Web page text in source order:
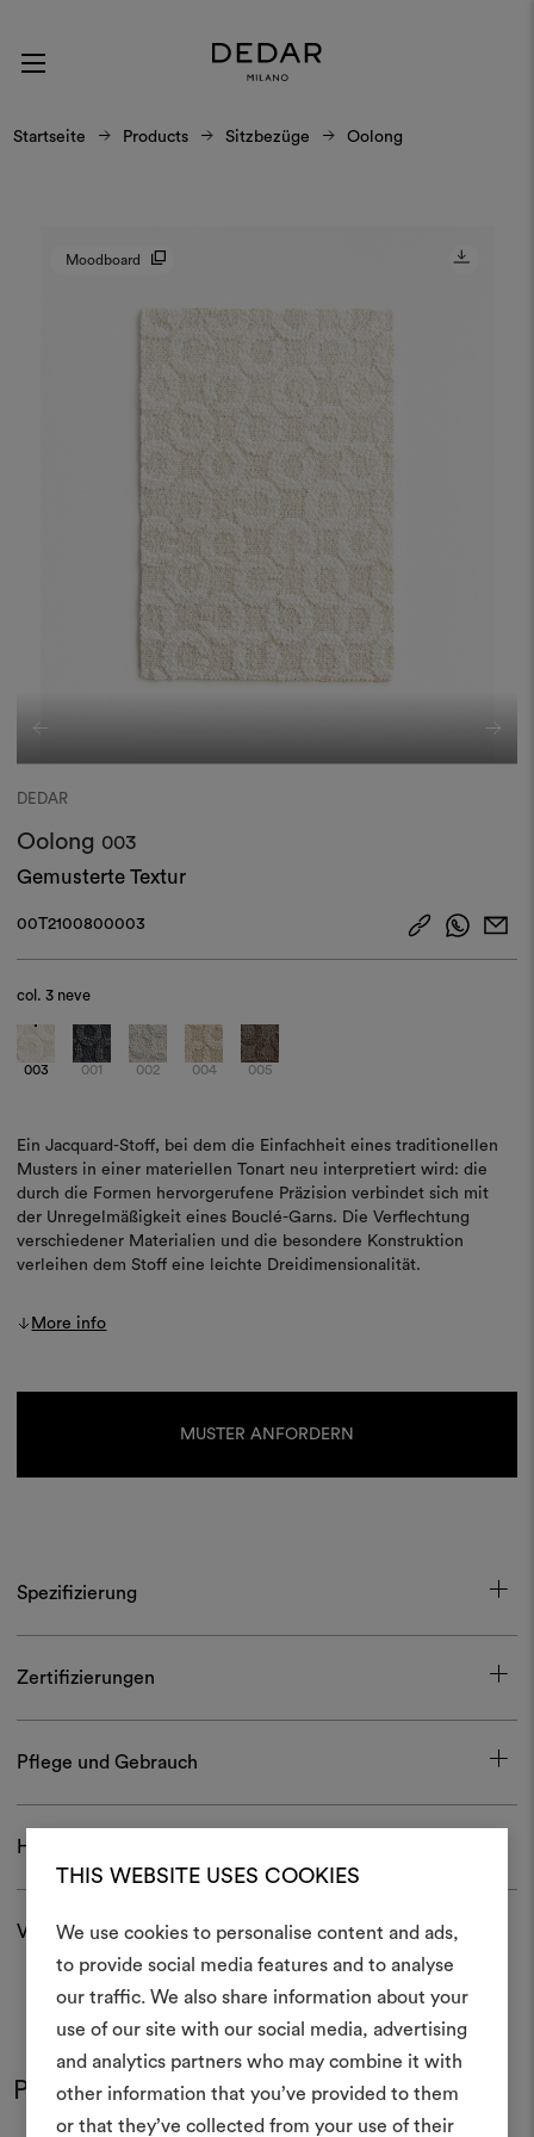
THIS WEBSITE USES COOKIES
We use cookies to personalise content and ads,
to provide social media features and to analyse
our traffic. We also share information about your
use of our site with our social media, advertising
and analytics partners who may combine it with
other information that you’ve provided to them
or that they’ve collected from your use of their
Startseite Products Sitzbezüge Oolong
Moodboard
DEDAR
Oolong 003
Gemusterte Textur
00T2100800003
col.3 neve
003 001 002 004 005
Ein Jacquard-Stoff, bei dem die Einfachheit eines traditionellen
Musters in einer materiellen Tonart neu interpretiert wird: die
durch die Formen hervorgerufene Präzision verbindet sich mit
der Unregelmäßigkeit eines Bouclé-Garns. Die Verflechtung
verschiedener Materialien und die besondere Konstruktion
verleihen dem Stoff eine leichte Dreidimensionalität.
More info
MUSTER ANFORDERN
Spezifizierung
Zertifizierungen
Pflege und Gebrauch
Herunterladen
Versand und Rücksendungen
Produkt im Einsatz
Ein
erstellen
Ein interaktives Tool, mit
Ideen zum Leben
anderen teilen können,